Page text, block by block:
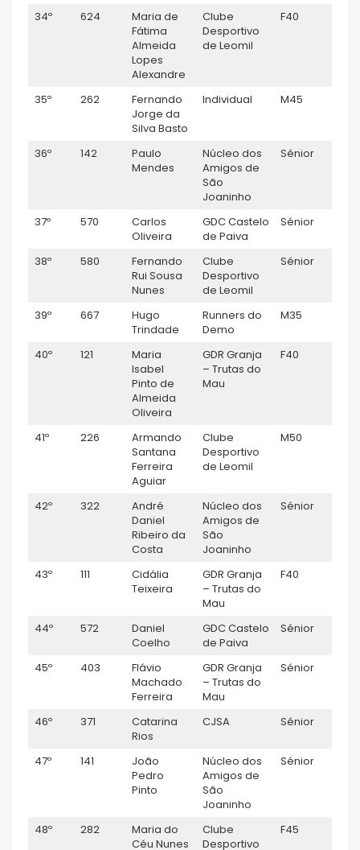
34º 624
Maria de
Fátima
Almeida
Lopes
Alexandre
Clube
Desportivo
de Leomil
F40
35º 262
Fernando
Jorge da
Silva Basto
Individual M45
36º 142
Paulo
Mendes
Núcleo dos
Amigos de
São
Joaninho
Sénior
37º 570
Carlos
Oliveira
GDC Castelo
de Paiva
Sénior
38º 580
Fernando
Rui Sousa
Nunes
Clube
Desportivo
de Leomil
Sénior
39º 667
Hugo
Trindade
Runners do
Demo
M35
40º 121
Maria
Isabel
Pinto de
Almeida
Oliveira
GDR Granja
– Trutas do
Mau
F40
41º 226
Armando
Santana
Ferreira
Aguiar
Clube
Desportivo
de Leomil
M50
42º 322
André
Daniel
Ribeiro da
Costa
Núcleo dos
Amigos de
São
Joaninho
Sénior
43º 111
Cidália
Teixeira
GDR Granja
– Trutas do
Mau
F40
44º 572
Daniel
Coelho
GDC Castelo
de Paiva
Sénior
45º 403
Flávio
Machado
Ferreira
GDR Granja
– Trutas do
Mau
Sénior
46º 371
Catarina
Rios
CJSA Sénior
47º 141
João
Pedro
Pinto
Núcleo dos
Amigos de
São
Joaninho
Sénior
48º 282
Maria do
Céu Nunes
Clube
Desportivo
F45